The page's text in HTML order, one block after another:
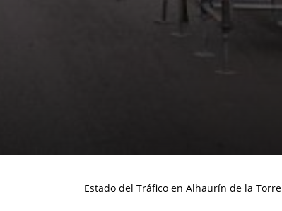
Estado del Tráfico en Alhaurín de la Torre